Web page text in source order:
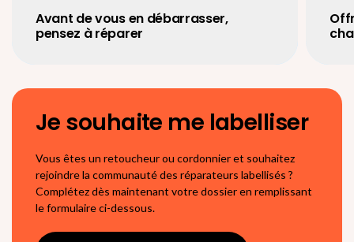
Avant de vous en débarrasser,
pensez à réparer
Je souhaite me labelliser
Vous êtes un retoucheur ou cordonnier et souhaitez
rejoindre la communauté des réparateurs labellisés ?
Complétez dès maintenant votre dossier en remplissant
le formulaire ci-dessous.